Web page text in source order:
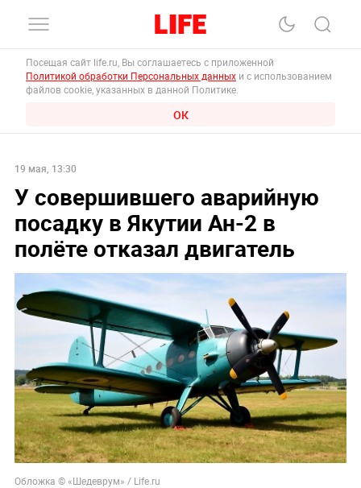
Посещая сайт life.ru, Вы соглашаетесь с приложенной
Политикой обработки Персональных данных и с использованием
файлов cookie, указанных в данной Политике.
ОК
19 мая, 13:30
У совершившего аварийную
посадку в Якутии Ан-2 в
полёте отказал двигатель
Обложка © «Шедеврум» / Life.ru